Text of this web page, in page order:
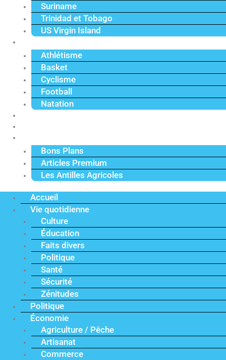
Suriname
Trinidad et Tobago
US Virgin Island
Athlétisme
Basket
Cyclisme
Football
Natation
Bons Plans
Articles Premium
Les Antilles Agricoles
Accueil
Vie quotidienne
Culture
Éducation
Faits divers
Politique
Santé
Sécurité
Zénitudes
Politique
Économie
Agriculture / Pêche
Artisanat
Commerce